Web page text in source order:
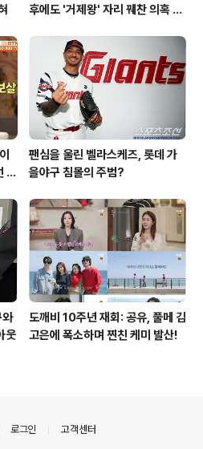
후에도 '거제왕' 자리 꿰찬 의혹 진
통
팬심을 울린 벨라스케즈, 롯데 가
을야구 침몰의 주범?
와
웃
도깨비 10주년 재회: 공유, 풀메 김
고은에 폭소하며 찐친 케미 발산!
로그인 고객센터